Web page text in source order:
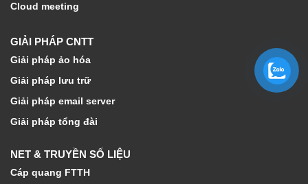
Cloud meeting
GIẢI PHÁP CNTT
Giải pháp ảo hóa
Giải pháp lưu trữ
Giải pháp email server
Giải pháp tổng đài
NET & TRUYỀN SỐ LIỆU
Cáp quang FTTH